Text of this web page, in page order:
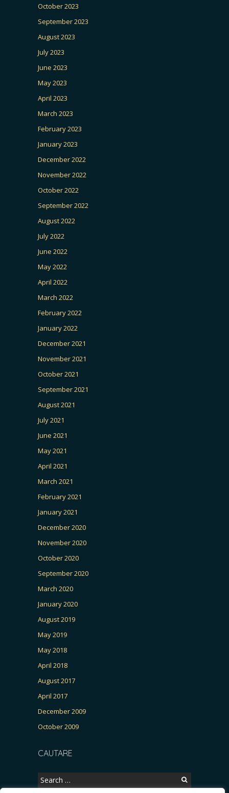
October 2023
September 2023
August 2023
July 2023
June 2023
May 2023
April 2023
March 2023
February 2023
January 2023
December 2022
November 2022
October 2022
September 2022
August 2022
July 2022
June 2022
May 2022
April 2022
March 2022
February 2022
January 2022
December 2021
November 2021
October 2021
September 2021
August 2021
July 2021
June 2021
May 2021
April 2021
March 2021
February 2021
January 2021
December 2020
November 2020
October 2020
September 2020
March 2020
January 2020
August 2019
May 2019
May 2018
April 2018
August 2017
April 2017
December 2009
October 2009
CAUTARE
Search
for: